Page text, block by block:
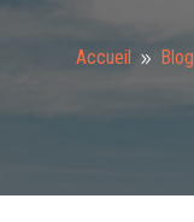
Accueil 9 Blog